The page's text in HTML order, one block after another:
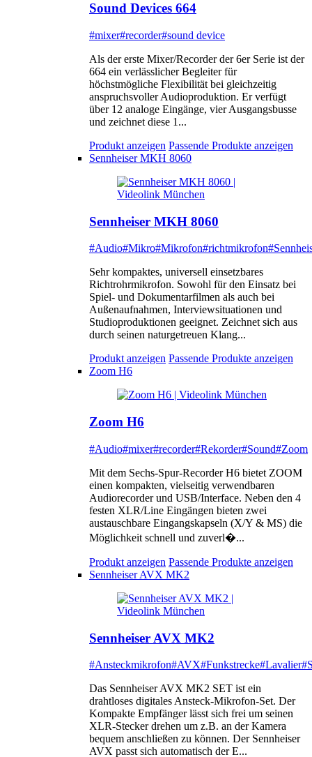
Sound Devices 664
#mixer#recorder#sound device
Als der erste Mixer/Recorder der 6er Serie ist der
664 ein verlässlicher Begleiter für
höchstmögliche Flexibilität bei gleichzeitig
anspruchsvoller Audioproduktion. Er verfügt
über 12 analoge Eingänge, vier Ausgangsbusse
und zeichnet diese 1...
Produkt anzeigen Passende Produkte anzeigen
Sennheiser MKH 8060
Sennheiser MKH 8060
#Audio#Mikro#Mikrofon#richtmikrofon
Sehr kompaktes, universell einsetzbares
Richtrohrmikrofon. Sowohl für den Einsatz bei
Spiel- und Dokumentarfilmen als auch bei
Außenaufnahmen, Interviewsituationen und
Studioproduktionen geeignet. Zeichnet sich aus
durch seinen naturgetreuen Klang...
Produkt anzeigen Passende Produkte anzeigen
Zoom H6
Zoom H6
#Audio#mixer#recorder#Rekorder#Sound#Zoom
Mit dem Sechs-Spur-Recorder H6 bietet ZOOM
einen kompakten, vielseitig verwendbaren
Audiorecorder und USB/Interface. Neben den 4
festen XLR/Line Eingängen bieten zwei
austauschbare Eingangskapseln (X/Y & MS) die
Möglichkeit schnell und zuverl�...
Produkt anzeigen Passende Produkte anzeigen
Sennheiser AVX MK2
Sennheiser AVX MK2
#Ansteckmikrofon#AVX#Funkstrecke#Lavalier
Das Sennheiser AVX MK2 SET ist ein
drahtloses digitales Ansteck-Mikrofon-Set. Der
Kompakte Empfänger lässt sich frei um seinen
XLR-Stecker drehen um z.B. an der Kamera
bequem anschließen zu können. Der Sennheiser
AVX passt sich automatisch der E...